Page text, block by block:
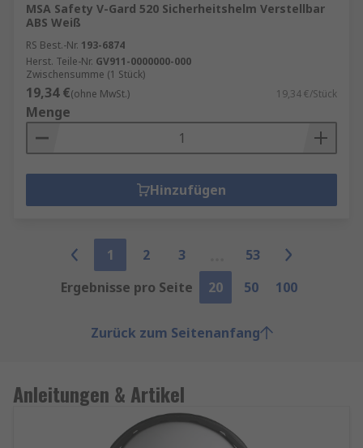
MSA Safety V-Gard 520 Sicherheitshelm Verstellbar
ABS Weiß
RS Best.-Nr. 193-6874
Herst. Teile-Nr. GV911-0000000-000
Zwischensumme (1 Stück)
19,34 €(ohne MwSt.) 19,34 €/Stück
Menge
Hinzufügen
1 2 3
53
Ergebnisse pro Seite
20 50 100
Zurück zum Seitenanfang
Anleitungen & Artikel